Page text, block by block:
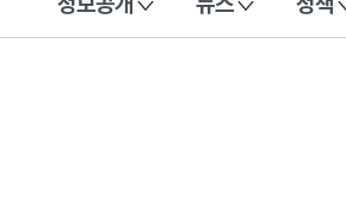
이 누리집은 대한민국 공식 전자정부 누리집